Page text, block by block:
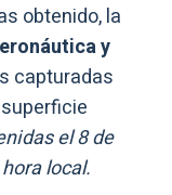
obtenido, la
y
capturadas
el 8 de
local.